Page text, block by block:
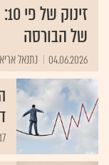
של הבורסה
04.06.2026 נתנאל